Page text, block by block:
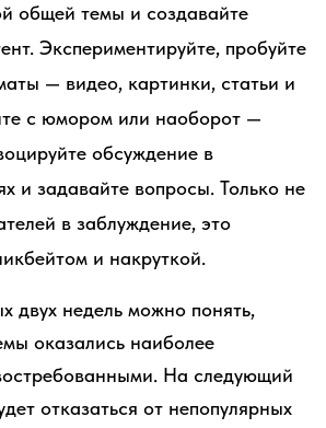
общей темы и создавайте
Экспериментируйте, пробуйте
— видео, картинки, статьи и
с юмором или наоборот —
обсуждение в
и задавайте вопросы. Только не
в заблуждение, это
и накруткой.
двух недель можно понять,
оказались наиболее
На следующий
отказаться от непопулярных